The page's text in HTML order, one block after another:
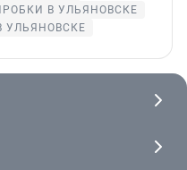
В УЛЬЯНОВСКЕ
УЛЬЯНОВСКЕ